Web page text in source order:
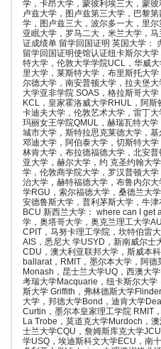
学，卡昂大学，蒙彼利埃三大，蒙
卢兹大学，图卢兹第三大学，巴黎
学，图卢兹三大，波尔多一大，里
亚眠大学，罗马二大，米兰大学，
证成绩单 留学回国证明 英国大学：
留学回国证明使馆认证纽卡斯尔大
特大学，伦敦大学学院UCL，华威
里大学，莱斯特大学，布里斯托大
尔德大学，南安普顿大学，拉夫堡
大学亚非学院 SOAS，格拉斯哥大
KCL，皇家霍洛威大学RHUL，阿斯
卡迪夫大学，伦敦艺术大学，雷丁
玛丽女王学院QMUL，赫瑞瓦特大
城市大学，斯特拉思克莱德大学，
邓迪大学，阿伯泰大学，切斯特大
林肯大学，布拉德福德大学，北安
亚大学，赫尔大学，约 克圣约翰大
学，伦敦商学院大学，罗汉普顿大
治大学，赫特福德大学，布鲁内尔
学RGU，索尔福德大学，桑德兰大
安德鲁斯大学，普利茅斯大学，牛
BCU 新西兰大学： where can I get
学，奥塔哥大学，奥克兰理工大学
CPIT，马努卡理工学院，坎特伯雷
AIS，悉尼大 学USYD，新南威尔士
CDU，澳大利亚联邦大学，斯威本
ballarat，RMIT，墨尔本大学，阿
Monash，昆士兰大学UQ，西澳大
考瑞大学Macquarie，纽卡斯尔大
斯大学 Griffith，弗林德斯大学
大学，邦德大学Bond，迪肯大学
Curtin，墨尔本皇家理工学院 RMIT
La Trobe，莫道克大学Murdoch，
士兰大学CQU，詹姆斯库克大学
学USQ，埃迪斯科文大学ECU，南